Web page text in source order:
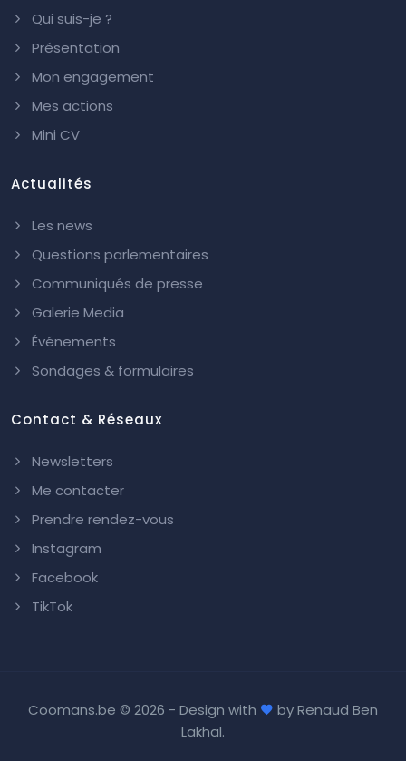
Qui suis-je ?
Présentation
Mon engagement
Mes actions
Mini CV
Actualités
Les news
Questions parlementaires
Communiqués de presse
Galerie Media
Événements
Sondages & formulaires
Contact & Réseaux
Newsletters
Me contacter
Prendre rendez-vous
Instagram
Facebook
TikTok
Coomans.be © 2026 - Design with byRenaud Ben
Lakhal.